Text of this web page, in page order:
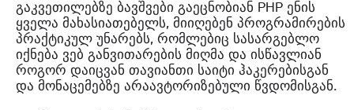
გაკვეთილებზე ბავშვები გაეცნობიან PHP ენის
ყველა მახასიათებელს, მიიღებენ პროგრამირების
პრაქტიკულ უნარებს, რომლებიც სასარგებლო
იქნება ვებ განვითარების მიღმა და ისწავლიან
როგორ დაიცვან თავიანთი საიტი ჰაკერებისგან
და მონაცემებზე არაავტორიზებული წვდომისგან.